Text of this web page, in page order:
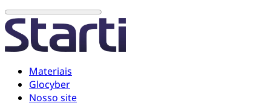
Materiais
Glocyber
Nosso site